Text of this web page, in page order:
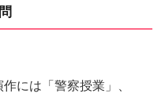
には「警察授業」、